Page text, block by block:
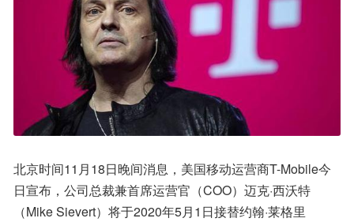
北京时间11月18日晚间消息，美国移动运营商T-Mobile今
日宣布，公司总裁兼首席运营官（COO）迈克·西沃特
（Mike Sievert）将于2020年5月1日接替约翰·莱格里